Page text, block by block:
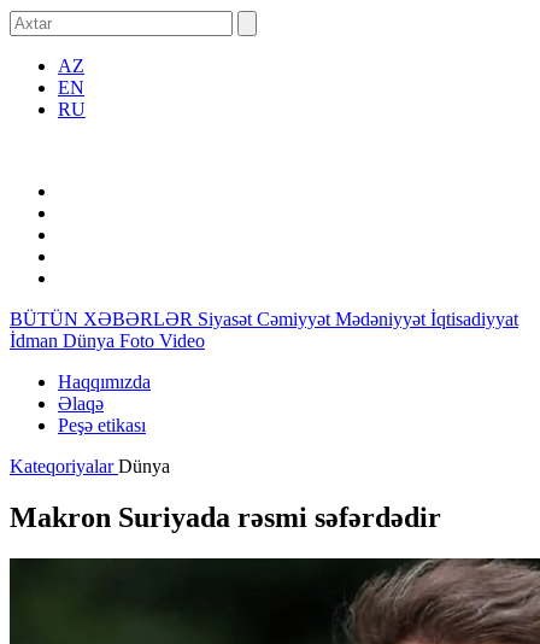
AZ
EN
RU
BÜTÜN XƏBƏRLƏR Siyasət Cəmiyyət Mədəniyyət İqtisadiyyat
İdman Dünya Foto Video
Haqqımızda
Əlaqə
Peşə etikası
KateqoriyalarDünya
Makron Suriyada rəsmi səfərdədir